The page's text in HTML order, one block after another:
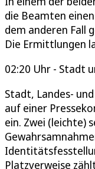
die Beamten
dem anderen Fall
Die Ermittlungen
02:20 Uhr - Stadt
Stadt, Landes-
auf einer
ein. Zwei (leichte)
Platzverweise